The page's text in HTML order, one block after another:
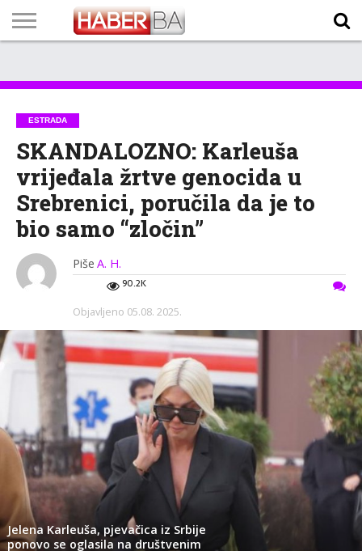
TECH
PROGRAM
PROGNOZA
PUTEVIMA
LISTA
NAMA
ESTRADA
SKANDALOZNO: Karleuša
vrijeđala žrtve genocida u
Srebrenici, poručila da je to
bio samo “zločin”
Piše A. H.
90.2K
Objavljeno 05.08. 2025.
Jelena Karleuša, pjevačica iz Srbije
ponovo se oglasila na društvenim